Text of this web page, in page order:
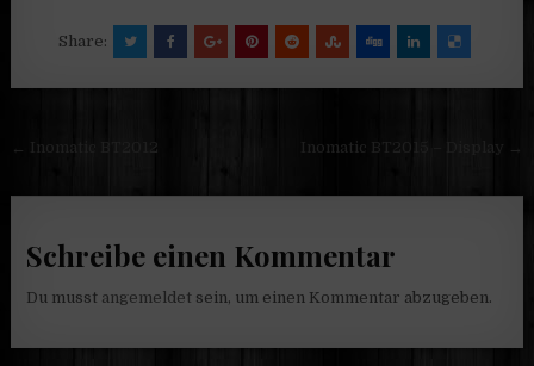
Share:
Beitragsnavigation
← Inomatic BT2012 Inomatic BT2015 – Display →
Schreibe einen Kommentar
Du musst angemeldet sein, um einen Kommentar abzugeben.